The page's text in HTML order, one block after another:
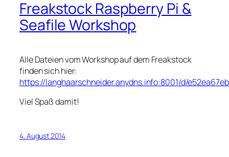
Freakstock Raspberry Pi &
Seafile Workshop
Alle Dateien vom Workshop auf dem Freakstock
finden sich hier:
https://langhaarschneider.anydns.info:8001/d/
Viel Spaß damit!
4. August 2014